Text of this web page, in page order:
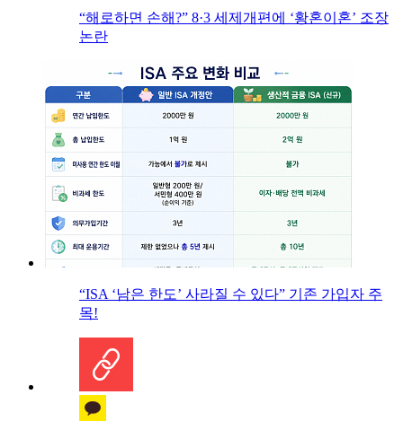
“해로하면 손해?” 8·3 세제개편에 ‘황혼이혼’ 조장
논란
“ISA ‘남은 한도’ 사라질 수 있다” 기존 가입자 주
목!